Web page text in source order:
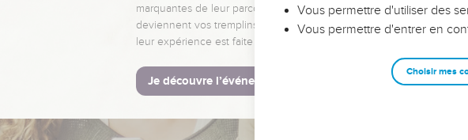
marquantes de leur parcours et les clés pour avancer avec plus de
deviennent vos tremplins. Que vous guidiez un ministère, une
leur expérience est faite pour vous.
Je découvre l’événement
Vous permettre d'utiliser des
Vous permettre d'entrer en
Choisir mes